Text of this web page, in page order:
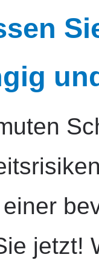
jetzt!